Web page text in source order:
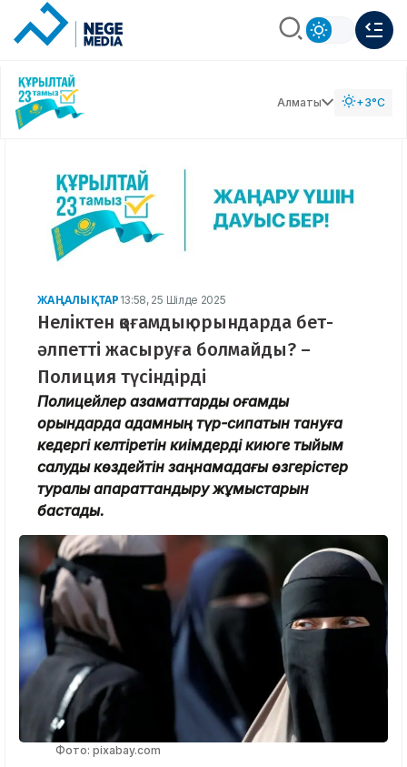
Алматы +3°C
ЖАҢАЛЫҚТАР 13:58, 25 Шілде 2025
Неліктен қоғамдық орындарда бет-
әлпетті жасыруға болмайды? –
Полиция түсіндірді
Полицейлер азаматтарды қоғамдық
орындарда адамның түр-сипатын тануға
кедергі келтіретін киімдерді киюге тыйым
салуды көздейтін заңнамадағы өзгерістер
туралы ақпараттандыру жұмыстарын
бастады.
Фото: pixabay.com